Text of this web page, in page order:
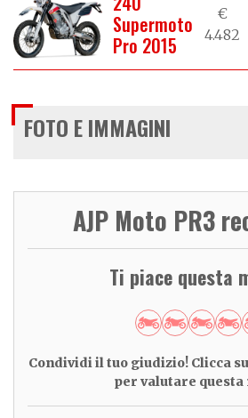
Supermoto
Pro 2015
€
4.482
FOTO E IMMAGINI
AJP Moto PR3
Ti piace questa
Condividi il tuo giudizio! Clicca
per valutare questa